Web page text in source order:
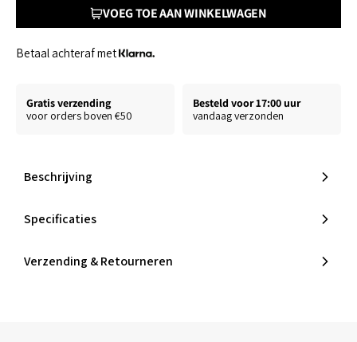
VOEG TOE AAN WINKELWAGEN
Betaal achteraf met
Gratis verzending
voor orders boven €50
Besteld voor 17:00 uur
vandaag verzonden
Beschrijving
Specificaties
Verzending & Retourneren